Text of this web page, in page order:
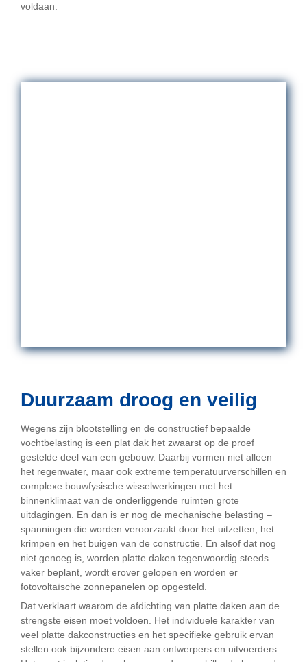
voldaan.
Duurzaam droog en veilig
Wegens zijn blootstelling en de constructief bepaalde
vochtbelasting is een plat dak het zwaarst op de proef
gestelde deel van een gebouw. Daarbij vormen niet alleen
het regenwater, maar ook extreme temperatuurverschillen en
complexe bouwfysische wisselwerkingen met het
binnenklimaat van de onderliggende ruimten grote
uitdagingen. En dan is er nog de mechanische belasting –
spanningen die worden veroorzaakt door het uitzetten, het
krimpen en het buigen van de constructie. En alsof dat nog
niet genoeg is, worden platte daken tegenwoordig steeds
vaker beplant, wordt erover gelopen en worden er
fotovoltaïsche zonnepanelen op opgesteld.
Dat verklaart waarom de afdichting van platte daken aan de
strengste eisen moet voldoen. Het individuele karakter van
veel platte dakconstructies en het specifieke gebruik ervan
stellen ook bijzondere eisen aan ontwerpers en uitvoerders.